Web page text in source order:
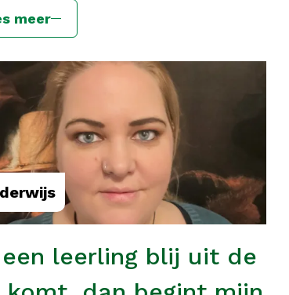
meer
een leerling blij uit de